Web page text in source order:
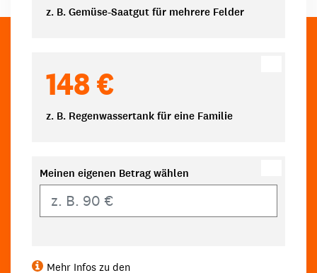
z. B. Gemüse-Saatgut für mehrere Felder
148 €
z. B. Regenwassertank für eine Familie
Meinen eigenen Betrag wählen
Mehr Infos zu den